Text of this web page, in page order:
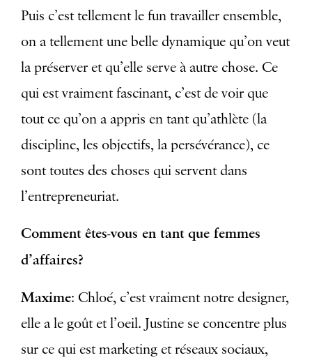
Puis c’est tellement le fun travailler ensemble,
on a tellement une belle dynamique qu’on veut
la préserver et qu’elle serve à autre chose. Ce
qui est vraiment fascinant, c’est de voir que
tout ce qu’on a appris en tant qu’athlète (la
discipline, les objectifs, la persévérance), ce
sont toutes des choses qui servent dans
l’entrepreneuriat.
Comment êtes-vous en tant que femmes
d’affaires?
Maxime: Chloé, c’est vraiment notre designer,
elle a le goût et l’oeil. Justine se concentre plus
sur ce qui est marketing et réseaux sociaux,